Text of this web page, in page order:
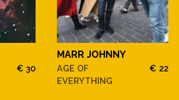
€ 30
MARR JOHNNY
AGE OF
EVERYTHING
€ 22